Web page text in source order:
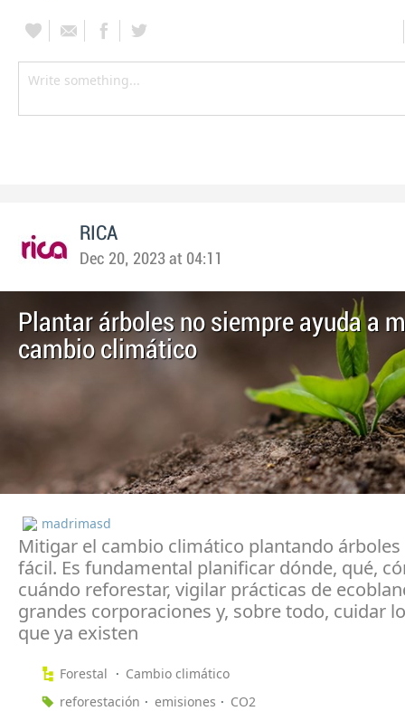
RICA
Dec 20, 2023 at 04:11
Plantar árboles no siempre ayuda a
cambio climático
madrimasd
Mitigar el cambio climático plantando árboles
fácil. Es fundamental planificar dónde, qué,
cuándo reforestar, vigilar prácticas de
grandes corporaciones y, sobre todo, cuidar
que ya existen
Forestal
Cambio climático
reforestación
emisiones CO2